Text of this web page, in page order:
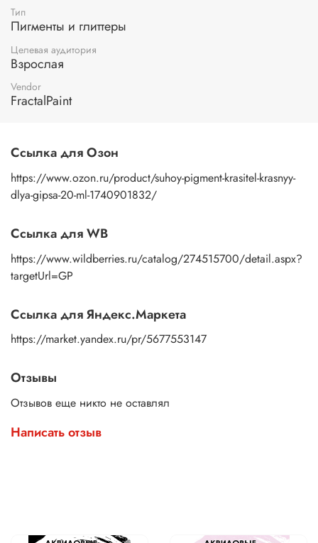
Тип
Пигменты и глиттеры
Целевая аудитория
Взрослая
Vendor
FractalPaint
Ссылка для Озон
https://www.ozon.ru/product/suhoy-pigment-krasitel-krasnyy-
dlya-gipsa-20-ml-1740901832/
Ссылка для WB
https://www.wildberries.ru/catalog/274515700/detail.aspx?
targetUrl=GP
Ссылка для Яндекс.Маркета
https://market.yandex.ru/pr/5677553147
Отзывы
Отзывов еще никто не оставлял
Написать отзыв